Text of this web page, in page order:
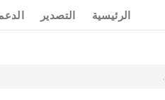
الرئيسية التصدير